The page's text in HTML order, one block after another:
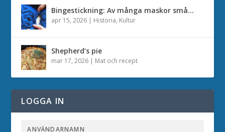
Bingestickning: Av många maskor små…
apr 15, 2026 | Historia, Kultur
Shepherd’s pie
mar 17, 2026 | Mat och recept
LOGGA IN